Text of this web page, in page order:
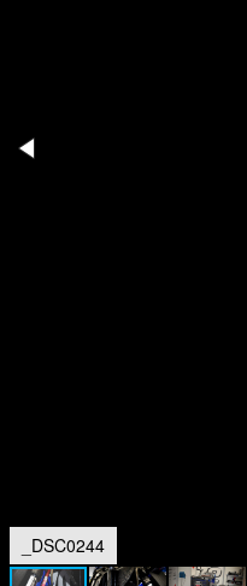
_DSC0244